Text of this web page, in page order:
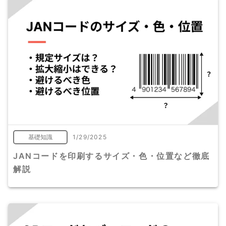
基礎知識 1/29/2025
JANコードを印刷するサイズ・色・位置など徹底
解説